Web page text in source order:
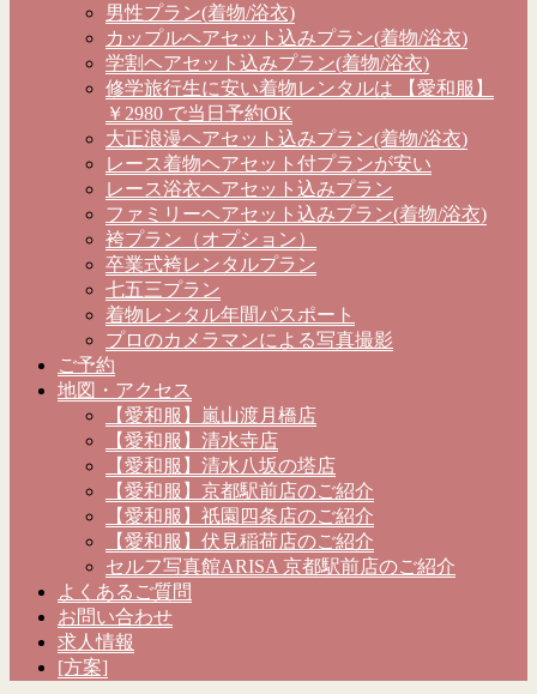
男性プラン(着物/浴衣)
カップルヘアセット込みプラン(着物/浴衣)
学割ヘアセット込みプラン(着物/浴衣)
修学旅行生に安い着物レンタルは 【愛和服】
￥2980 で当日予約OK
大正浪漫ヘアセット込みプラン(着物/浴衣)
レース着物ヘアセット付プランが安い
レース浴衣ヘアセット込みプラン
ファミリーヘアセット込みプラン(着物/浴衣)
袴プラン（オプション）
卒業式袴レンタルプラン
七五三プラン
着物レンタル年間パスポート
プロのカメラマンによる写真撮影
ご予約
地図・アクセス
【愛和服】嵐山渡月橋店
【愛和服】清水寺店
【愛和服】清水八坂の塔店
【愛和服】京都駅前店のご紹介
【愛和服】祇園四条店のご紹介
【愛和服】伏見稲荷店のご紹介
セルフ写真館ARISA 京都駅前店のご紹介
よくあるご質問
お問い合わせ
求人情報
[方案]